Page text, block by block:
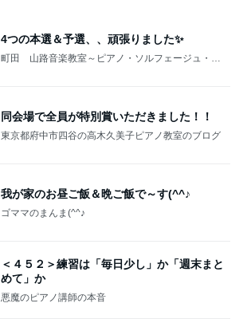
4つの本選＆予選、、頑張りました✨
町田 山路音楽教室～ピアノ・ソルフェージュ・リ
同会場で全員が特別賞いただきました！！
東京都府中市四谷の高木久美子ピアノ教室のブログ
我が家のお昼ご飯＆晩ご飯で～す(^^♪
ゴママのまんま(^^♪
＜４５２＞練習は「毎日少し」か「週末まと
めて」か
悪魔のピアノ講師の本音